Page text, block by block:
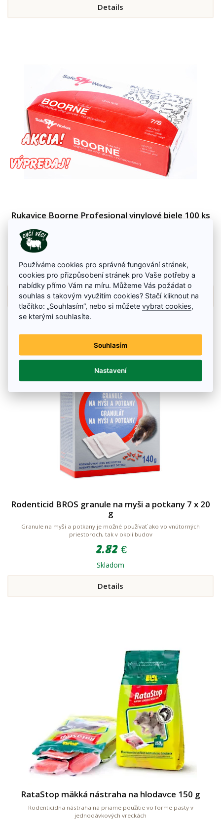
Details
Rukavice Boorne Profesional vinylové biele 100 ks
Jednorazové vinylové rukavice Prime Source jemne púdrované v bielej
farbe. Rukavice sú v súlade s EN 455 - 1 - 3, AQL 1.5. Vhodné pre ľavú i
pravú ruku z prírodného latexu, hypoalergénne.
12.41 €
Skladom
Details
Rodenticid BROS granule na myši a potkany 7 x 20
g
Granule na myši a potkany je možné používať ako vo vnútorných
priestoroch, tak v okolí budov
2.82 €
Skladom
Details
RataStop mäkká nástraha na hlodavce 150 g
Rodenticídna nástraha na priame použitie vo forme pasty v
jednodávkových vreckách
Používáme cookies pro správné fungování stránek,
cookies pro přizpůsobení stránek pro Vaše potřeby a
nabídky přímo Vám na míru. Můžeme Vás požádat o
souhlas s takovým využitím cookies? Stačí kliknout na
tlačítko: „Souhlasím“, nebo si můžetevybrat cookies,
se kterými souhlasíte.
Souhlasím
Nastavení